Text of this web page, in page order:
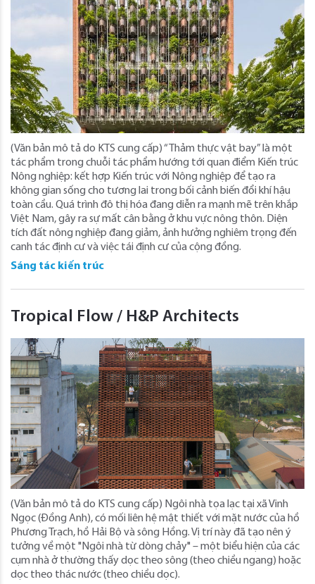
(Văn bản mô tả do KTS cung cấp) “Thảm thực vật bay” là một
tác phẩm trong chuỗi tác phẩm hướng tới quan điểm Kiến trúc
Nông nghiệp: kết hợp Kiến trúc với Nông nghiệp để tạo ra
không gian sống cho tương lai trong bối cảnh biến đổi khí hậu
toàn cầu. Quá trình đô thị hóa đang diễn ra mạnh mẽ trên khắp
Việt Nam, gây ra sự mất cân bằng ở khu vực nông thôn. Diện
tích đất nông nghiệp đang giảm, ảnh hưởng nghiêm trọng đến
canh tác định cư và việc tái định cư của cộng đồng.
Sáng tác kiến trúc
Tropical Flow / H&P Architects
(Văn bản mô tả do KTS cung cấp) Ngôi nhà tọa lạc tại xã Vinh
Ngọc (Đồng Anh), có mối liên hệ mật thiết với mặt nước của hồ
Phương Trạch, hồ Hải Bộ và sông Hồng. Vị trí này đã tạo nên ý
tưởng về một "Ngôi nhà từ dòng chảy" – một biểu hiện của các
cụm nhà ở thường thấy dọc theo sông (theo chiều ngang) hoặc
dọc theo thác nước (theo chiều dọc).